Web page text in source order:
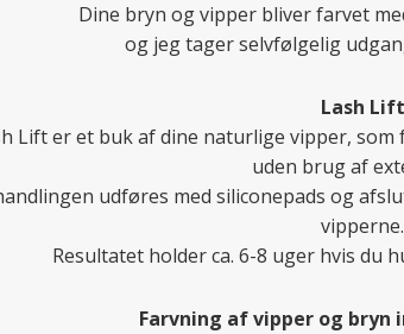
Dine bryn og vipper bliver farvet
og jeg tager selvfølgelig
Lash Lift
Lift er et buk af dine naturlige vipper,
uden brug af
udføres med siliconepads og
vipperne.
Resultatet holder ca. 6-8 uger hvis du
Farvning af vipper og bryn